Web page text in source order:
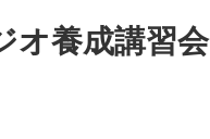
オ養成講習会